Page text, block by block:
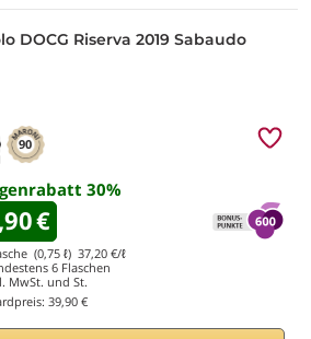
DOCG Riserva 2019 Sabaudo
90
30%
€
(0,75 ℓ) 37,20 €/ℓ
6 Flaschen
MwSt. und St.
39,90 €